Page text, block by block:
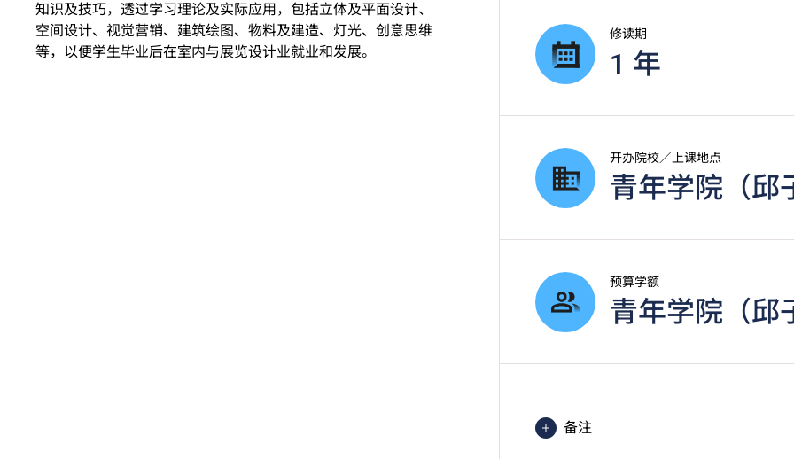
知识及技巧，透过学习理论及实际应用，包括立体及平面设计、
空间设计、视觉营销、建筑绘图、物料及建造、灯光、创意思维
等，以便学生毕业后在室内与展览设计业就业和发展。
修读期
1 年
开办院校／上课地点
青年学院（邱
预算学额
青年学院（邱
备注